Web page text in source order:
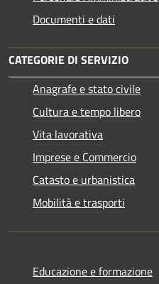
Documenti e dati
CATEGORIE DI SERVIZIO
Anagrafe e stato civile
Cultura e tempo libero
Vita lavorativa
Imprese e Commercio
Catasto e urbanistica
Mobilità e trasporti
Educazione e formazione